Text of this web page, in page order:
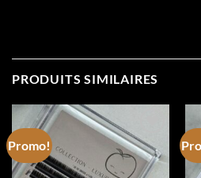
PRODUITS SIMILAIRES
Promo!
Add to
wishlist